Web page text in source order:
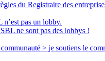
du Registraire des
pas un lobby.
ne sont pas des lobbys !
> je soutiens le